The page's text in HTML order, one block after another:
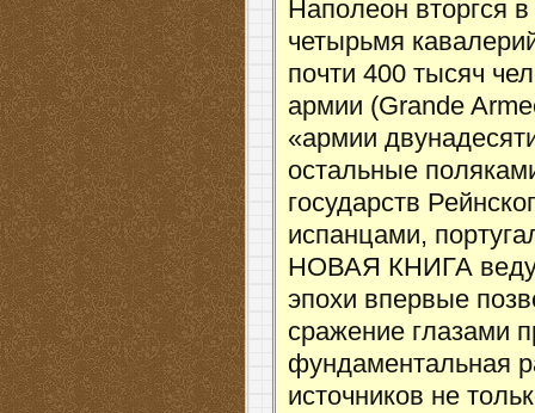
Наполеон вторгся
четырьмя
почти 400 тысяч
армии (Grande
«армии
остальные
государств
испанцами,
НОВАЯ КНИГА
эпохи впервые
сражение глазами
фундаментальная
источников не